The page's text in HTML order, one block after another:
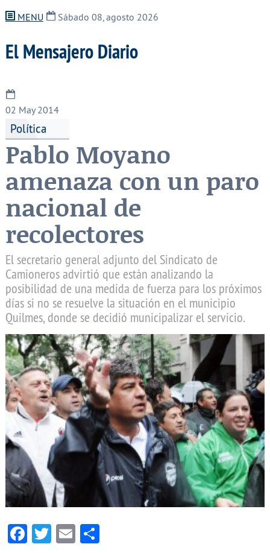
MENU Sábado 08, agosto 2026
El Mensajero Diario
02 May 2014
Política
Pablo Moyano
amenaza con un paro
nacional de
recolectores
El secretario general adjunto del Sindicato de
Camioneros advirtió que están analizando la
posibilidad de una medida de fuerza para los próximos
días si no se resuelve la situación en el municipio
Quilmes, donde se decidió municipalizar el servicio.
Facebook
Twitter
EmailCompartir